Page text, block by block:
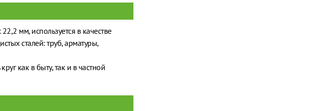
мм, используется в качестве
сталей: труб, арматуры,
как в быту, так и в частной